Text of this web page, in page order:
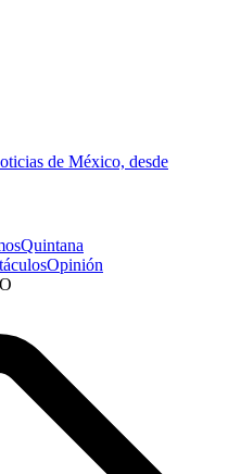
de México, desde
Quintana
Opinión